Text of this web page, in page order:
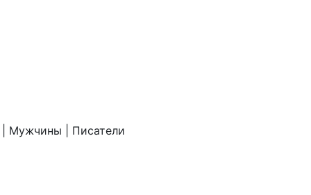
| Мужчины | Писатели